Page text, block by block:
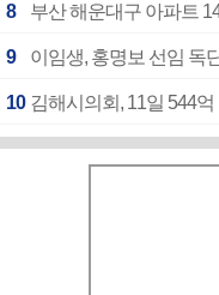
8 부산 해운대구 아파트
9 이임생, 홍명보 선임 독
10 김해시의회, 11일 544